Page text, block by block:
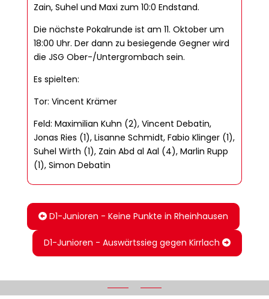
Zain, Suhel und Maxi zum 10:0 Endstand.
Die nächste Pokalrunde ist am 11. Oktober um
18:00 Uhr. Der dann zu besiegende Gegner wird
die JSG Ober-/Untergrombach sein.
Es spielten:
Tor: Vincent Krämer
Feld: Maximilian Kuhn (2), Vincent Debatin,
Jonas Ries (1), Lisanne Schmidt, Fabio Klinger (1),
Suhel Wirth (1), Zain Abd al Aal (4), Marlin Rupp
(1), Simon Debatin
D1-Junioren - Keine Punkte in Rheinhausen
D1-Junioren - Auswärtssieg gegen Kirrlach